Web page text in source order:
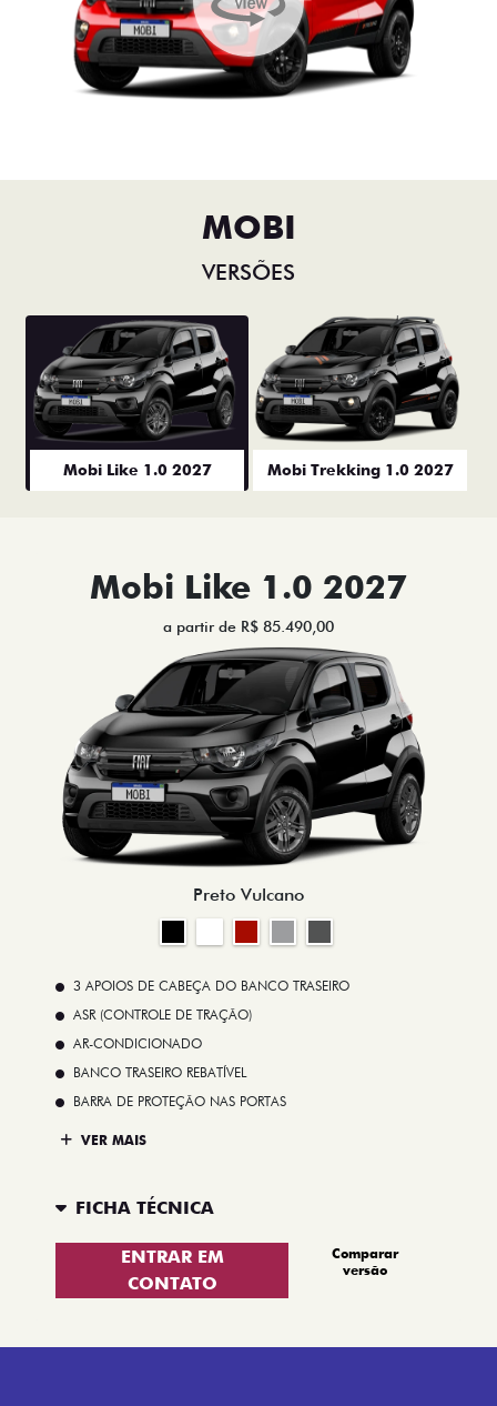
MOBI
VERSÕES
Mobi Like 1.0 2027 Mobi Trekking 1.0 2027
Mobi Like 1.0 2027
a partir de R$ 85.490,00
Preto Vulcano
3 APOIOS DE CABEÇA DO BANCO TRASEIRO
ASR (CONTROLE DE TRAÇÃO)
AR-CONDICIONADO
BANCO TRASEIRO REBATÍVEL
BARRA DE PROTEÇÃO NAS PORTAS
VER MAIS
FICHA TÉCNICA
ENTRAR EM
CONTATO
Comparar
versão